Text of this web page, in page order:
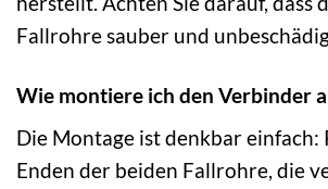
Fallrohre sauber und
Wie montiere ich den Verbinder
Die Montage ist denkbar einfach:
Enden der beiden Fallrohre, die